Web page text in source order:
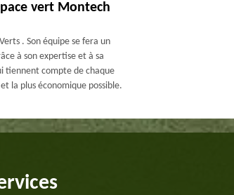
vert Montech
. Son équipe se fera un
à son expertise et à sa
tiennent compte de chaque
la plus économique possible.